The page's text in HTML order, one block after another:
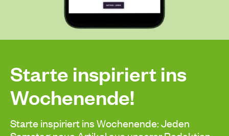
Starte inspiriert ins
Wochenende!
Starte inspiriert ins Wochenende: Jeden